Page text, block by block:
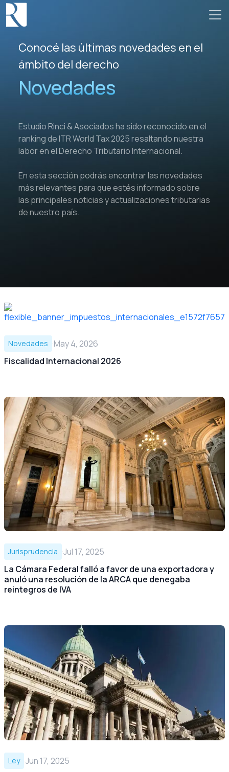
Conocé las últimas novedades en el
ámbito del derecho
Novedades
Estudio Rinci & Asociados ha sido reconocido en el
ranking de ITR World Tax 2025 resaltando nuestra
labor en el Derecho Tributario Internacional.
En esta sección podrás encontrar las novedades
más relevantes para que estés informado sobre
las principales noticias y actualizaciones tributarias
de nuestro país.
Novedades ·May 4, 2026
Fiscalidad Internacional 2026
Jurisprudencia ·Jul 17, 2025
La Cámara Federal falló a favor de una exportadora y
anuló una resolución de la ARCA que denegaba
reintegros de IVA
Ley ·Jun 17, 2025